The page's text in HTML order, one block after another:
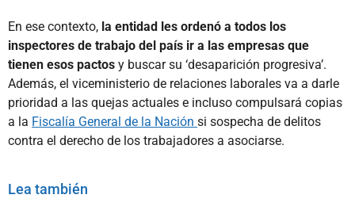
En ese contexto, la entidad les ordenó a todos los
inspectores de trabajo del país ir a las empresas que
tienen esos pactos y buscar su ‘desaparición progresiva’.
Además, el viceministerio de relaciones laborales va a darle
prioridad a las quejas actuales e incluso compulsará copias
a la Fiscalía General de la Nación si sospecha de delitos
contra el derecho de los trabajadores a asociarse.
Lea también